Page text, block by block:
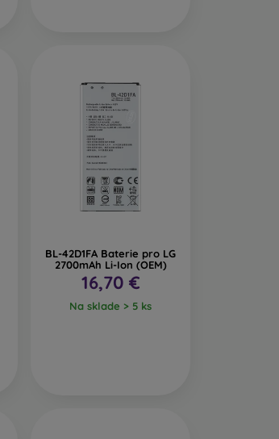
BL-42D1FA Baterie pro LG
2700mAh Li-Ion (OEM)
16,70 €
Na sklade > 5 ks